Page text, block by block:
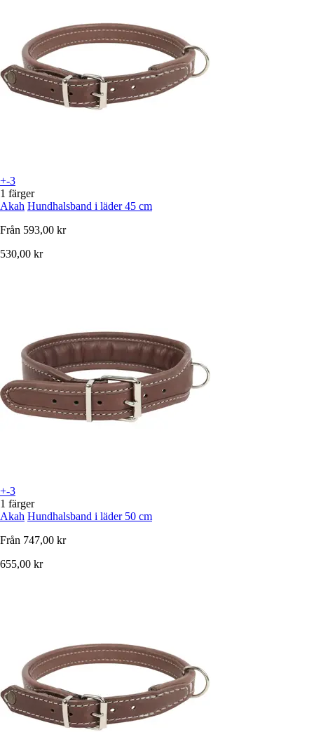
+-3
1 färger
Akah Hundhalsband i läder 45 cm
Från 593,00 kr
530,00 kr
+-3
1 färger
Akah Hundhalsband i läder 50 cm
Från 747,00 kr
655,00 kr